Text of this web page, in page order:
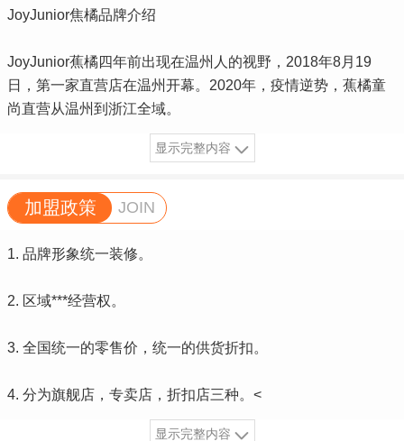
JoyJunior焦橘品牌介绍
JoyJunior蕉橘四年前出现在温州人的视野，2018年8月19
日，第一家直营店在温州开幕。2020年，疫情逆势，蕉橘童
尚直营从温州到浙江全域。
显示完整内容
加盟政策 JOIN
1. 品牌形象统一装修。
2. 区域***经营权。
3. 全国统一的零售价，统一的供货折扣。
4. 分为旗舰店，专卖店，折扣店三种。<
显示完整内容